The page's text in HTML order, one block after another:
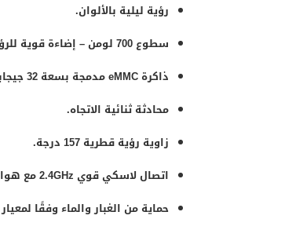
رؤية ليلية بالألوان.
سطوع 700 لومن – إضاءة قوية للرؤية الليلية.
ذاكرة eMMC مدمجة بسعة 32 جيجابايت.
محادثة ثنائية الاتجاه.
زاوية رؤية قطرية 157 درجة.
اتصال لاسكي قوي 2.4GHz مع هوائيين مزدوجين.
حماية من الغبار والماء وفقًا لمعيار IP65.